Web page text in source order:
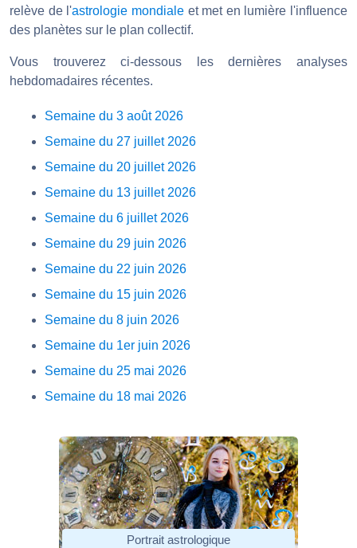
relève de l'astrologie mondialeet met en lumière l'influence
des planètes sur le plan collectif.
Vous trouverez ci-dessous les dernières analyses
hebdomadaires récentes.
Semaine du 3 août 2026
Semaine du 27 juillet 2026
Semaine du 20 juillet 2026
Semaine du 13 juillet 2026
Semaine du 6 juillet 2026
Semaine du 29 juin 2026
Semaine du 22 juin 2026
Semaine du 15 juin 2026
Semaine du 8 juin 2026
Semaine du 1er juin 2026
Semaine du 25 mai 2026
Semaine du 18 mai 2026
Portrait astrologique